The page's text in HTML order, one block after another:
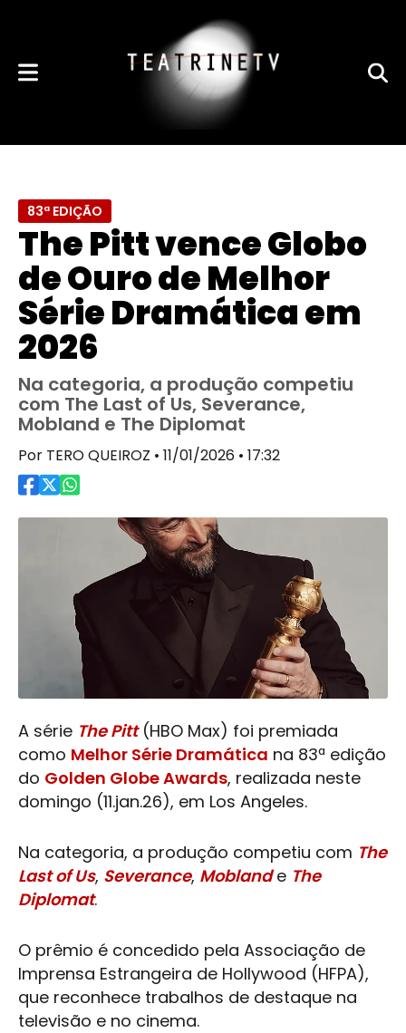
83ª EDIÇÃO
The Pitt vence Globo
de Ouro de Melhor
Série Dramática em
2026
Na categoria, a produção competiu
com The Last of Us, Severance,
Mobland e The Diplomat
Por TERO QUEIROZ • 11/01/2026 • 17:32
A série The Pitt(HBO Max) foi premiada
como Melhor Série Dramática na 83ª edição
do Golden Globe Awards, realizada neste
domingo (11.jan.26), em Los Angeles.
Na categoria, a produção competiu com The
Last of Us, Severance, Moblande The
Diplomat.
O prêmio é concedido pela Associação de
Imprensa Estrangeira de Hollywood (HFPA),
que reconhece trabalhos de destaque na
televisão e no cinema.